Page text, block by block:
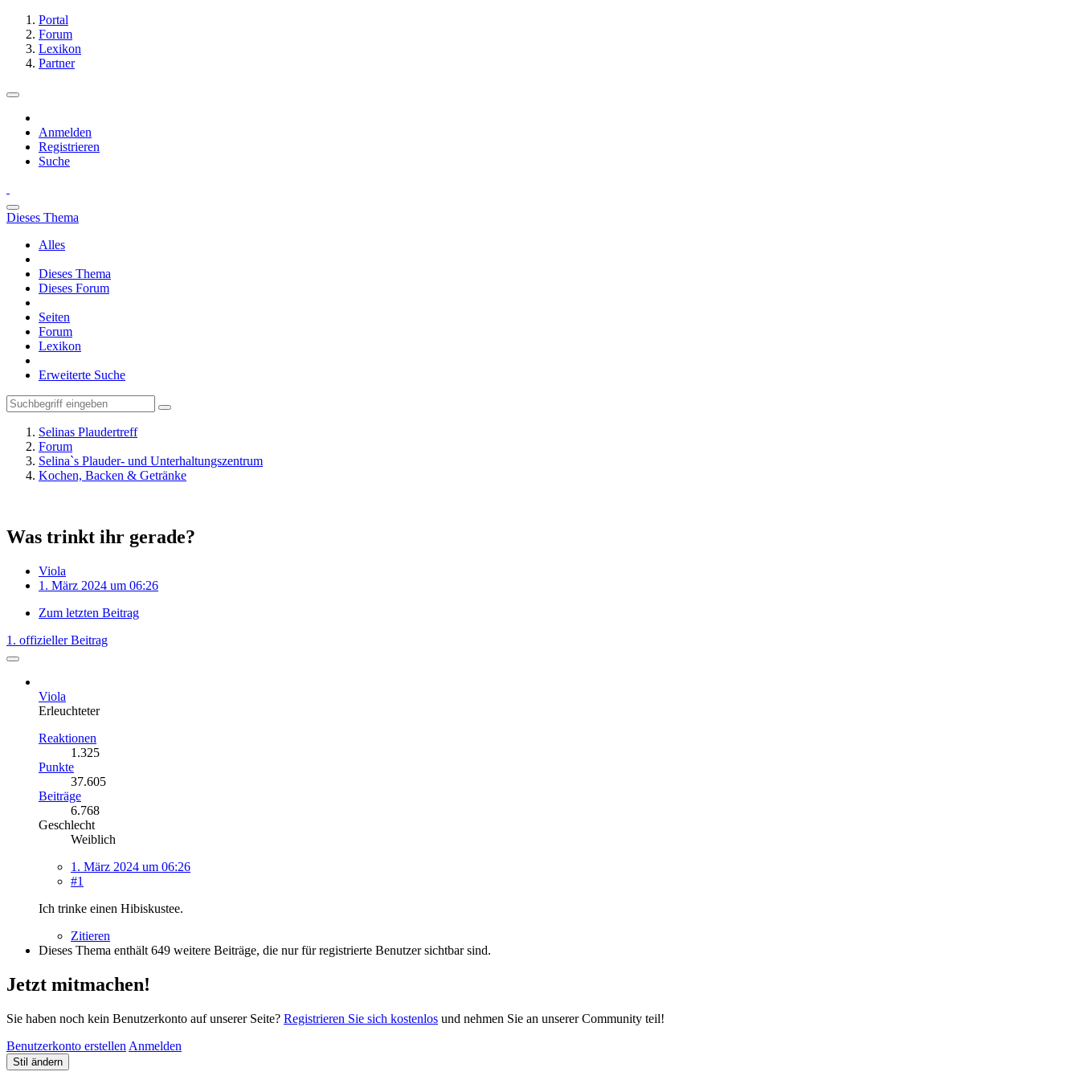
Portal
Forum
Lexikon
Partner
Anmelden
Registrieren
Suche
Dieses Thema
Alles
Dieses Thema
Dieses Forum
Seiten
Forum
Lexikon
Erweiterte Suche
Selinas Plaudertreff
Forum
Selina`s Plauder- und Unterhaltungszentrum
Kochen, Backen & Getränke
Was trinkt ihr gerade?
Viola
1. März 2024 um 06:26
Zum letzten Beitrag
1. offizieller Beitrag
Viola
Erleuchteter
Reaktionen
1.325
Punkte
37.605
Beiträge
6.768
Geschlecht
Weiblich
1. März 2024 um 06:26
#1
Ich trinke einen Hibiskustee.
Zitieren
Dieses Thema enthält 649 weitere Beiträge, die nur für registrierte Benutzer sichtbar sind.
Jetzt mitmachen!
Sie haben noch kein Benutzerkonto auf unserer Seite? Registrieren Sie sich kostenlos und nehmen Sie an unserer Community teil!
Benutzerkonto erstellen Anmelden
Stil ändern